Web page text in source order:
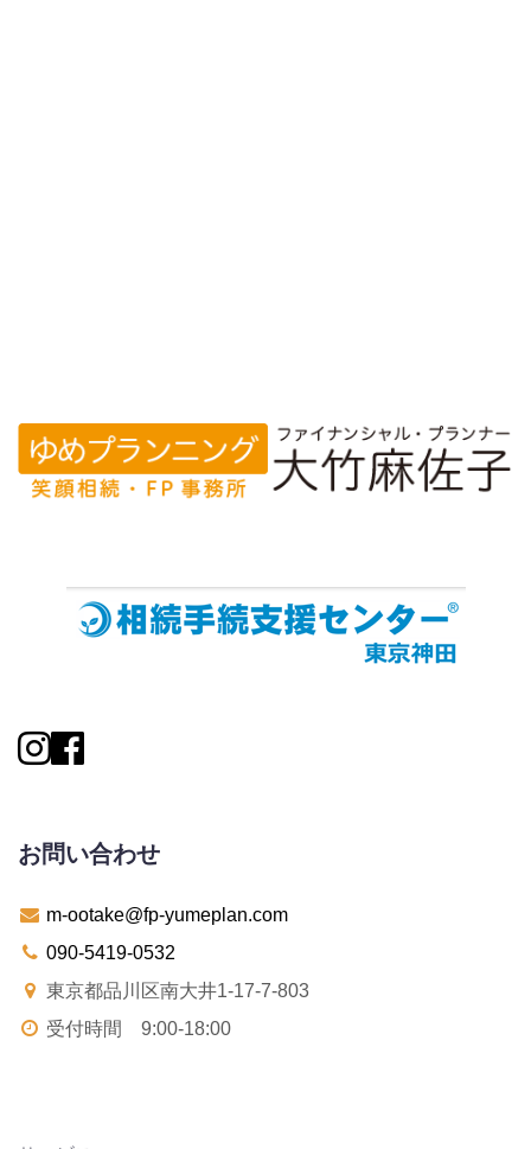
お問い合わせ
m-ootake@fp-yumeplan.com
090-5419-0532
東京都品川区南大井1-17-7-803
受付時間 9:00-18:00